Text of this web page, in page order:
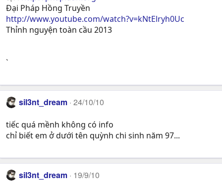
Đại Pháp Hồng Truyền
http://www.youtube.com/watch?v=kNtElryh0Uc
Thỉnh nguyện toàn cầu 2013
`
sil3nt_dream 24/10/10
tiếc quá mềnh không có info
chỉ biết em ở dưới tên quỳnh chi sinh năm 97...
sil3nt_dream 19/9/10